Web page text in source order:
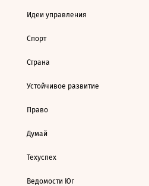
Идеи управления
Спорт
Страна
Устойчивое развитие
Право
Думай
Техуспех
Ведомости Юг